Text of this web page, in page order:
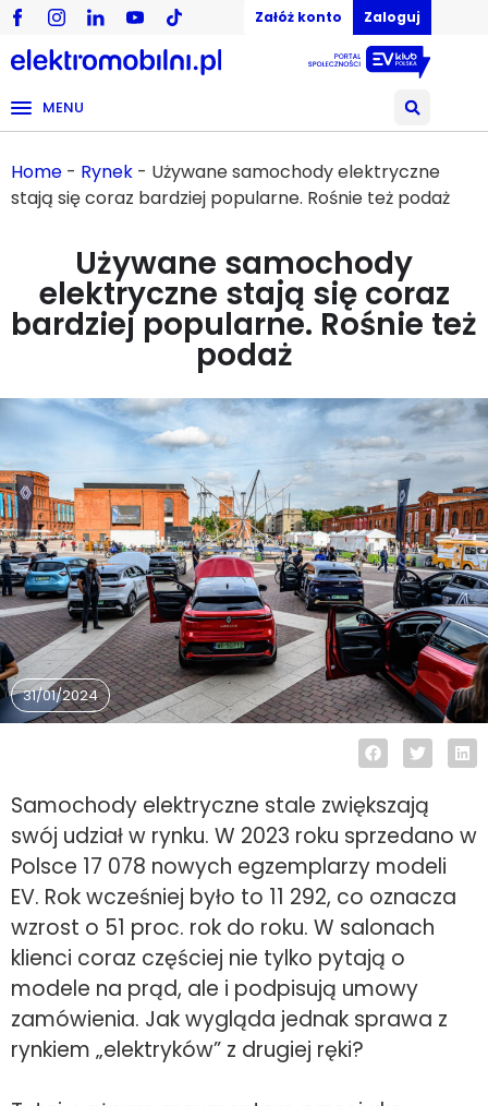
Załóż konto Zaloguj
MENU
Home - Rynek - Używane samochody elektryczne
stają się coraz bardziej popularne. Rośnie też podaż
Używane samochody
elektryczne stają się coraz
bardziej popularne. Rośnie też
podaż
31/01/2024
Samochody elektryczne stale zwiększają
swój udział w rynku. W 2023 roku sprzedano w
Polsce 17 078 nowych egzemplarzy modeli
EV. Rok wcześniej było to 11 292, co oznacza
wzrost o 51 proc. rok do roku. W salonach
klienci coraz częściej nie tylko pytają o
modele na prąd, ale i podpisują umowy
zamówienia. Jak wygląda jednak sprawa z
rynkiem „elektryków” z drugiej ręki?